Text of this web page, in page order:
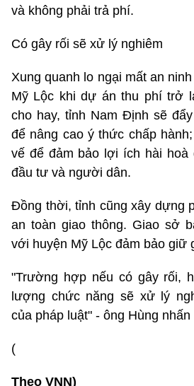
và không phải trả phí.
Có gây rối sẽ xử lý nghiêm
Xung quanh lo ngại mất an
Mỹ Lộc khi dự án thu phí trở
cho hay, tỉnh Nam Định sẽ
để nâng cao ý thức chấp
vế để đảm bảo lợi ích hài
đầu tư và người dân.
Đồng thời, tỉnh cũng xây dựng
an toàn giao thông. Giao sở
với huyện Mỹ Lộc đảm bảo giữ
"Trường hợp nếu có gây rối,
lượng chức năng sẽ xử lý
của pháp luật" - ông Hùng nhấn
(
Theo VNN)